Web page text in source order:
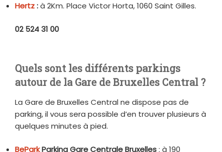
Hertz:à 2Km. Place Victor Horta, 1060 Saint Gilles.
02 524 31 00
Quels sont les différents parkings
autour de la Gare de Bruxelles Central ?
La Gare de Bruxelles Central ne dispose pas de
parking, il vous sera possible d’en trouver plusieurs à
quelques minutes à pied.
BeParkParking Gare Centrale Bruxelles: à 190